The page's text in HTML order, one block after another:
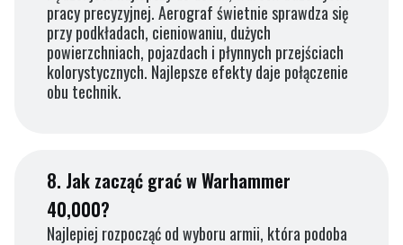
pracy precyzyjnej. Aerograf świetnie sprawdza się
przy podkładach, cieniowaniu, dużych
powierzchniach, pojazdach i płynnych przejściach
kolorystycznych. Najlepsze efekty daje połączenie
obu technik.
8. Jak zacząć grać w Warhammer
40,000?
Najlepiej rozpocząć od wyboru armii, która podoba